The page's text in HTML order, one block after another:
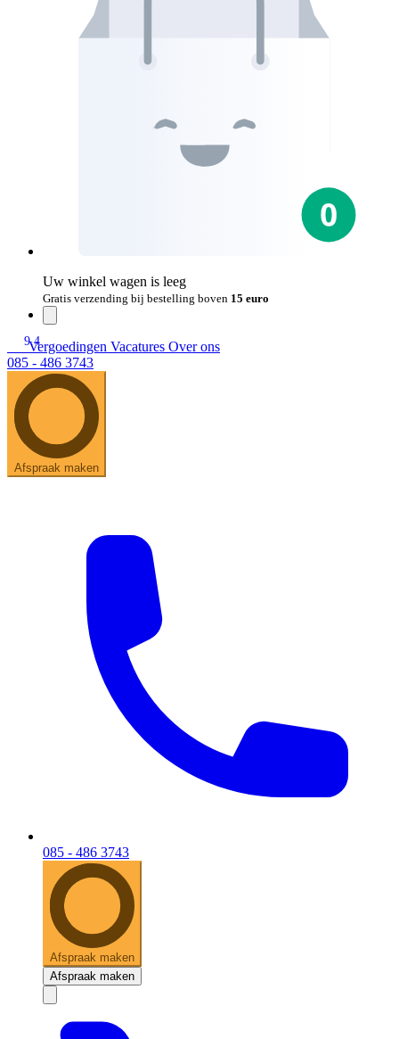
Uw winkel wagen is leeg
Gratis verzending bij bestelling boven 15 euro
9.4
Vergoedingen Vacatures Over ons
085 - 486 3743
Afspraak maken
085 - 486 3743
Afspraak maken
Afspraak maken